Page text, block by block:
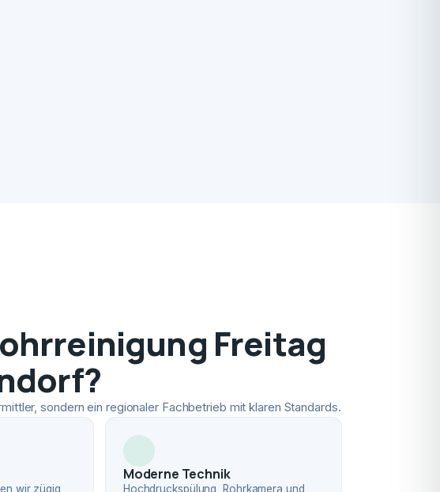
Freitag
sondern ein regionaler Fachbetrieb mit klaren Standards.
wir zügig
Moderne Technik
Hochdruckspülung, Rohrkamera und